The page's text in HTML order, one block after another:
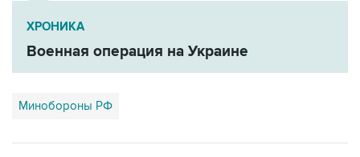
ХРОНИКА
Военная операция на Украине
Минобороны РФ